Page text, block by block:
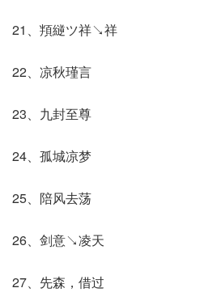
21、頖縌ツ祥↘祥
22、凉秋瑾言
23、九封至尊
24、孤城凉梦
25、陪风去荡
26、剑意↘凌天
27、先森，借过